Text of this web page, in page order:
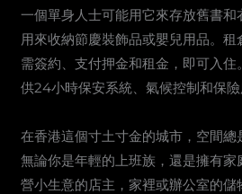
一個單身人士可能用它來存放舊書
用來收納節慶裝飾品或嬰兒用品。租
需簽約、支付押金和租金，即可入
供24小時保安系統、氣候控制和保險
在香港這個寸土寸金的城市，空間總
無論你是年輕的上班族，還是擁有家
營小生意的店主，家裡或辦公室的儲